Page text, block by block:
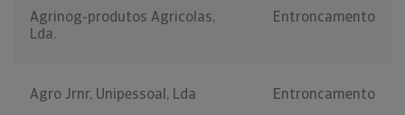
Agrinog-produtos Agricolas,
Lda.
Entroncamento
Agro Jrnr, Unipessoal, Lda Entroncamento